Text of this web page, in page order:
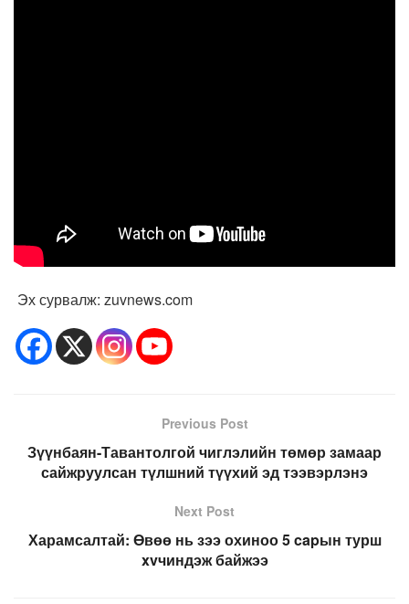
Эх сурвалж: zuvnews.com
Previous Post
Зүүнбаян-Тавантолгой чиглэлийн төмөр замаар
сайжруулсан түлшний түүхий эд тээвэрлэнэ
Next Post
Харамсалтай: Өвөө нь зээ охиноо 5 capын турш
xvчиндэж байжээ